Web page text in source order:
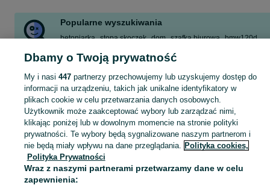
Popularne wyszukiwania
betoniarka stopa skoczek dom szafka biurowa bmw120d
drewno kominkowe
słoma
Skorzystaj z największego serwisu ogłoszeniowego - Rybna i okolice! Kupuj to, czego pragniesz i sprzedawaj to, czego już nie potrzebujesz!
Mapa kategorii
Mapa miejscowości
Mapa ministron
Popularne wyszukiwania
Dbamy o Twoją prywatność
My i nasi 447partnerzy przechowujemy lub uzyskujemy dostęp do
informacji na urządzeniu, takich jak unikalne identyfikatory w
plikach cookie w celu przetwarzania danych osobowych.
Użytkownik może zaakceptować wybory lub zarządzać nimi,
klikając poniżej lub w dowolnym momencie na stronie polityki
prywatności. Te wybory będą sygnalizowane naszym partnerom i
nie będą miały wpływu na dane przeglądania. Polityka cookies,
Polityka Prywatności
Wraz z naszymi partnerami przetwarzamy dane w celu
zapewnienia: